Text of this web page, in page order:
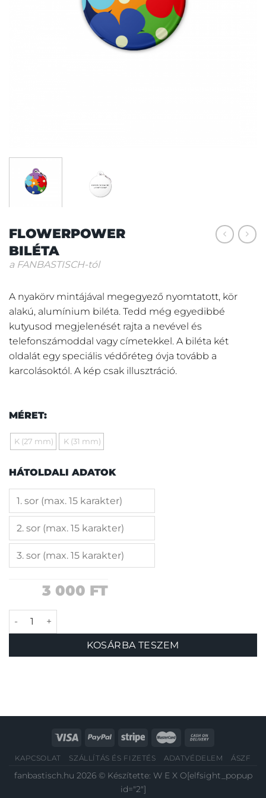
FLOWERPOWER
BILÉTA
a FANBASTISCH-tól
A nyakörv mintájával megegyező nyomtatott, kör
alakú, alumínium biléta. Tedd még egyedibbé
kutyusod megjelenését rajta a nevével és
telefonszámoddal vagy címetekkel. A biléta két
oldalát egy speciális védőréteg óvja tovább a
karcolásoktól. A kép csak illusztráció.
MÉRET:
K (27 mm) K (31 mm)
HÁTOLDALI ADATOK
3 000 FT
Flowerpower biléta mennyiség
KOSÁRBA TESZEM
KAPCSOLAT SZÁLLÍTÁS ÉS FIZETÉS ADATVÉDELEM ÁSZF
fanbastisch.hu 2026 © Készítette: W E X O[elfsight_popup
id="2"]